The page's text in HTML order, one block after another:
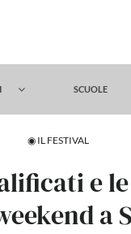
SCUOLE
◉ IL FESTIVAL
e
a